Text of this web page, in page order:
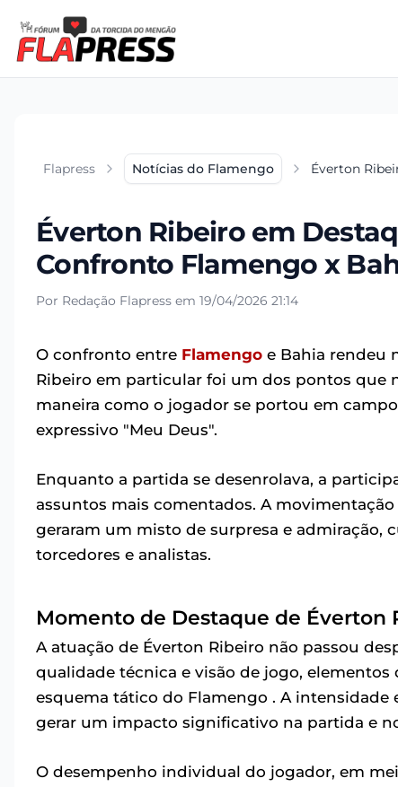
Flapress Notícias do Flamengo Éverton
Éverton Ribeiro em
Confronto Flamengo x
Por Redação Flapress em 19/04/2026 21:14
O confronto entre Flamengo e Bahia rendeu
Ribeiro em particular foi um dos pontos que
maneira como o jogador se portou em
expressivo "Meu Deus".
Enquanto a partida se desenrolava, a
assuntos mais comentados. A
geraram um misto de surpresa e admiração,
torcedores e analistas.
Momento de Destaque de Éverton
A atuação de Éverton Ribeiro não passou
qualidade técnica e visão de jogo,
esquema tático do Flamengo . A intensidade
gerar um impacto significativo na partida e
O desempenho individual do jogador, em